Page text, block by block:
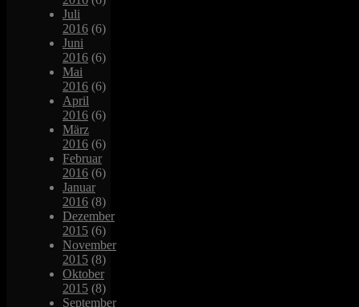
Juli
2016 (6)
Juni
2016 (6)
Mai
2016 (6)
April
2016 (6)
März
2016 (6)
Februar
2016 (6)
Januar
2016 (8)
Dezember
2015 (6)
November
2015 (8)
Oktober
2015 (8)
September